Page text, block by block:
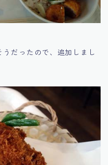
だったので、追加しまし